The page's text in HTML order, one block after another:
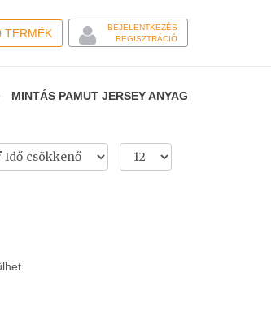
TERMÉK
BEJELENTKEZÉS
REGISZTRÁCIÓ
MINTÁS PAMUT JERSEY ANYAG